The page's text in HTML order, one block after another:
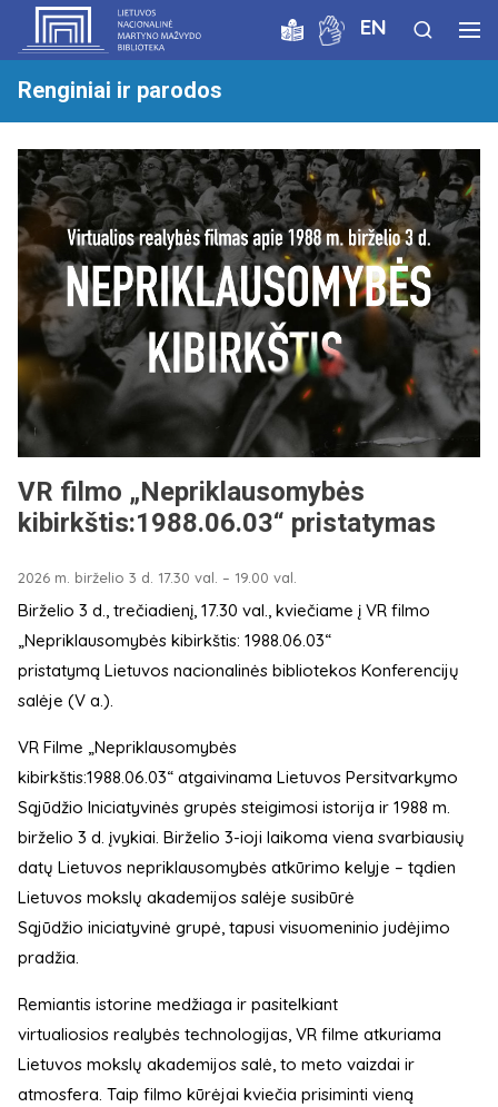
EN
Renginiai ir parodos
VR filmo „Nepriklausomybės
kibirkštis:1988.06.03“ pristatymas
2026 m. birželio 3 d. 17.30 val. – 19.00 val.
Birželio 3 d., trečiadienį, 17.30 val., kviečiame į VR filmo
„Nepriklausomybės kibirkštis: 1988.06.03“
pristatymą Lietuvos nacionalinės bibliotekos Konferencijų
salėje (V a.).
VR Filme „Nepriklausomybės
kibirkštis:1988.06.03“ atgaivinama Lietuvos Persitvarkymo
Sąjūdžio Iniciatyvinės grupės steigimosi istorija ir 1988 m.
birželio 3 d. įvykiai. Birželio 3-ioji laikoma viena svarbiausių
datų Lietuvos nepriklausomybės atkūrimo kelyje – tądien
Lietuvos mokslų akademijos salėje susibūrė
Sąjūdžio iniciatyvinė grupė, tapusi visuomeninio judėjimo
pradžia.
Remiantis istorine medžiaga ir pasitelkiant
virtualiosios realybės technologijas, VR filme atkuriama
Lietuvos mokslų akademijos salė, to meto vaizdai ir
atmosfera. Taip filmo kūrėjai kviečia prisiminti vieną